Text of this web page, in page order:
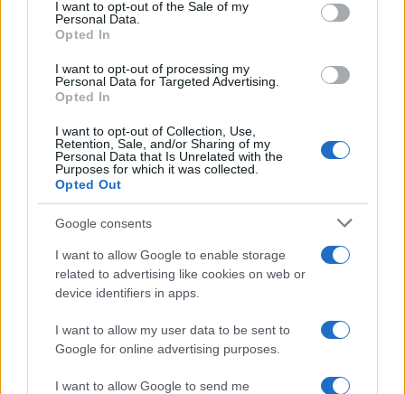
I want to opt-out of the Sale of my
Personal Data.
Opted In
I want to opt-out of processing my
Personal Data for Targeted Advertising.
Opted In
I want to opt-out of Collection, Use,
Retention, Sale, and/or Sharing of my
Personal Data that Is Unrelated with the
Purposes for which it was collected.
Opted Out
Google consents
I want to allow Google to enable storage
related to advertising like cookies on web or
device identifiers in apps.
I want to allow my user data to be sent to
Google for online advertising purposes.
I want to allow Google to send me
un’opportunità per raccogliere esperienze
memorabili. Sei pronto a scoprire il fascino del
AUTORE
AiAdhubMedia